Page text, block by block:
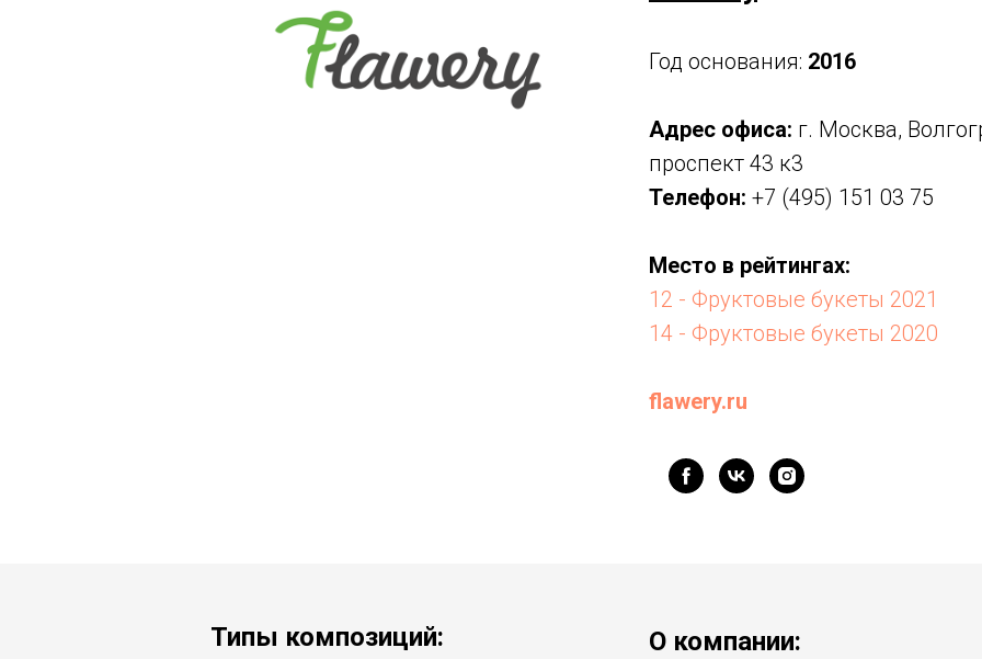
Год основания: 2016
Адрес офиса: г. Москва,
проспект 43 к3
Телефон: +7 (495) 151 03 75
Место в рейтингах:
12 - Фруктовые букеты 2021
14 - Фруктовые букеты 2020
flawery.ru
Типы композиций: О компании: